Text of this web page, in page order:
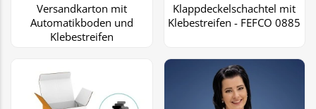
Versandkarton mit
Automatikboden und
Klebestreifen
Klappdeckelschachtel mit
Klebestreifen - FEFCO 0885